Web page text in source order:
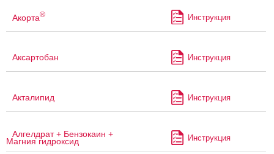
Акорта® Инструкция
Аксартобан Инструкция
Акталипид Инструкция
Алгелдрат + Бензокаин +
Магния гидроксид Инструкция